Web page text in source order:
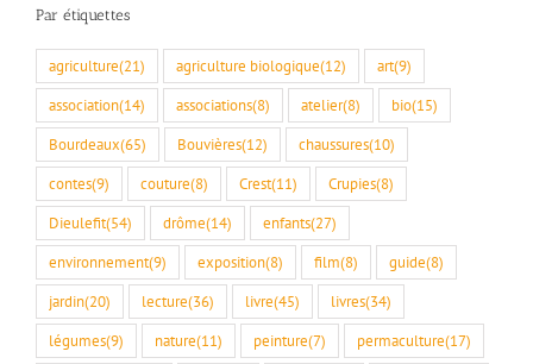
Par étiquettes
agriculture(21) agriculture biologique(12) art(9)
association(14) associations(8) atelier(8) bio(15)
Bourdeaux(65) Bouvières(12) chaussures(10)
contes(9) couture(8) Crest(11) Crupies(8)
Dieulefit(54) drôme(14) enfants(27)
environnement(9) exposition(8) film(8) guide(8)
jardin(20) lecture(36) livre(45) livres(34)
légumes(9) nature(11) peinture(7) permaculture(17)